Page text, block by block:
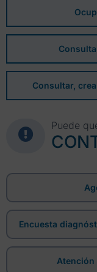
Consultar,
Puede
Encuesta
Atención